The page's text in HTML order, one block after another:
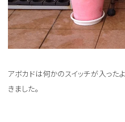
アボカドは何かのスイッチが入った
きました。